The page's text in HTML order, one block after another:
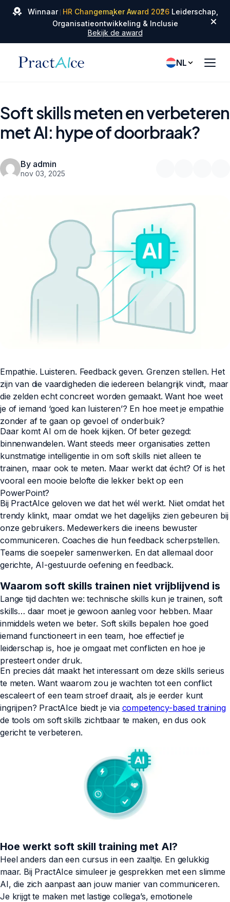
Winnaar HR Changemaker Award 2026
✦
✦
✦
Leiderschap,
Organisatieontwikkeling & Inclusie
Bekijk de award
NL
Soft skills meten en verbeteren
met AI: hype of doorbraak?
By admin
nov 03, 2025
Empathie. Luisteren. Feedback geven. Grenzen stellen. Het
zijn van die vaardigheden die iedereen belangrijk vindt, maar
die zelden echt concreet worden gemaakt. Want hoe weet
je of iemand ‘goed kan luisteren’? En hoe meet je empathie
zonder af te gaan op gevoel of onderbuik?
Daar komt AI om de hoek kijken. Of beter gezegd:
binnenwandelen. Want steeds meer organisaties zetten
kunstmatige intelligentie in om soft skills niet alleen te
trainen, maar ook te meten. Maar werkt dat écht? Of is het
vooral een mooie belofte die lekker bekt op een
PowerPoint?
Bij PractAIce geloven we dat het wél werkt. Niet omdat het
trendy klinkt, maar omdat we het dagelijks zien gebeuren bij
onze gebruikers. Medewerkers die ineens bewuster
communiceren. Coaches die hun feedback scherpstellen.
Teams die soepeler samenwerken. En dat allemaal door
gerichte, AI-gestuurde oefening en feedback.
Waarom soft skills trainen niet vrijblijvend is
Lange tijd dachten we: technische skills kun je trainen, soft
skills… daar moet je gewoon aanleg voor hebben. Maar
inmiddels weten we beter. Soft skills bepalen hoe goed
iemand functioneert in een team, hoe effectief je
leiderschap is, hoe je omgaat met conflicten en hoe je
presteert onder druk.
En precies dát maakt het interessant om deze skills serieus
te meten. Want waarom zou je wachten tot een conflict
escaleert of een team stroef draait, als je eerder kunt
ingrijpen? PractAIce biedt je via competency-based training
de tools om soft skills zichtbaar te maken, en dus ook
gericht te verbeteren.
Hoe werkt soft skill training met AI?
Heel anders dan een cursus in een zaaltje. En gelukkig
maar. Bij PractAIce simuleer je gesprekken met een slimme
AI, die zich aanpast aan jouw manier van communiceren.
Je krijgt te maken met lastige collega’s, emotionele